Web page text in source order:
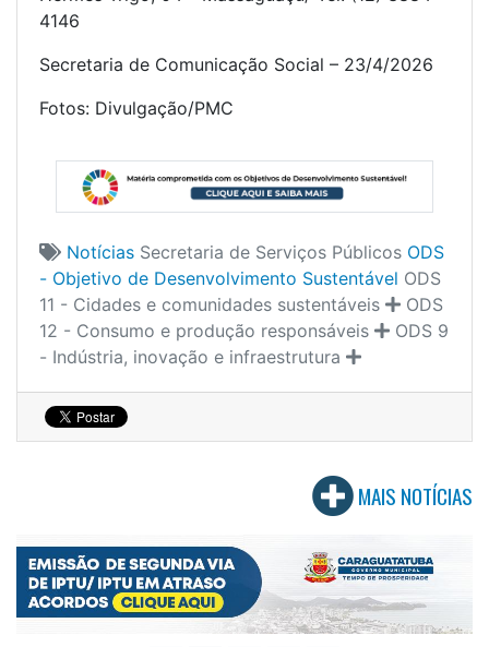
4146
Secretaria de Comunicação Social – 23/4/2026
Fotos: Divulgação/PMC
Notícias Secretaria de Serviços Públicos ODS
- Objetivo de Desenvolvimento Sustentável ODS
11 - Cidades e comunidades sustentáveis
ODS
12 - Consumo e produção responsáveis
ODS 9
- Indústria, inovação e infraestrutura
MAIS NOTÍCIAS